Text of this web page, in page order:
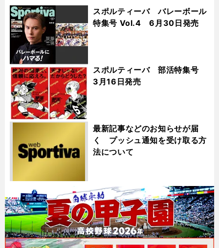
スポルティーバ バレーボール
特集号 Vol.4 6月30日発売
スポルティーバ 部活特集号
3月16日発売
最新記事などのお知らせが届
く プッシュ通知を受け取る方
法について